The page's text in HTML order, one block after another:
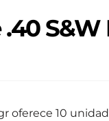
S&W
oferece 10